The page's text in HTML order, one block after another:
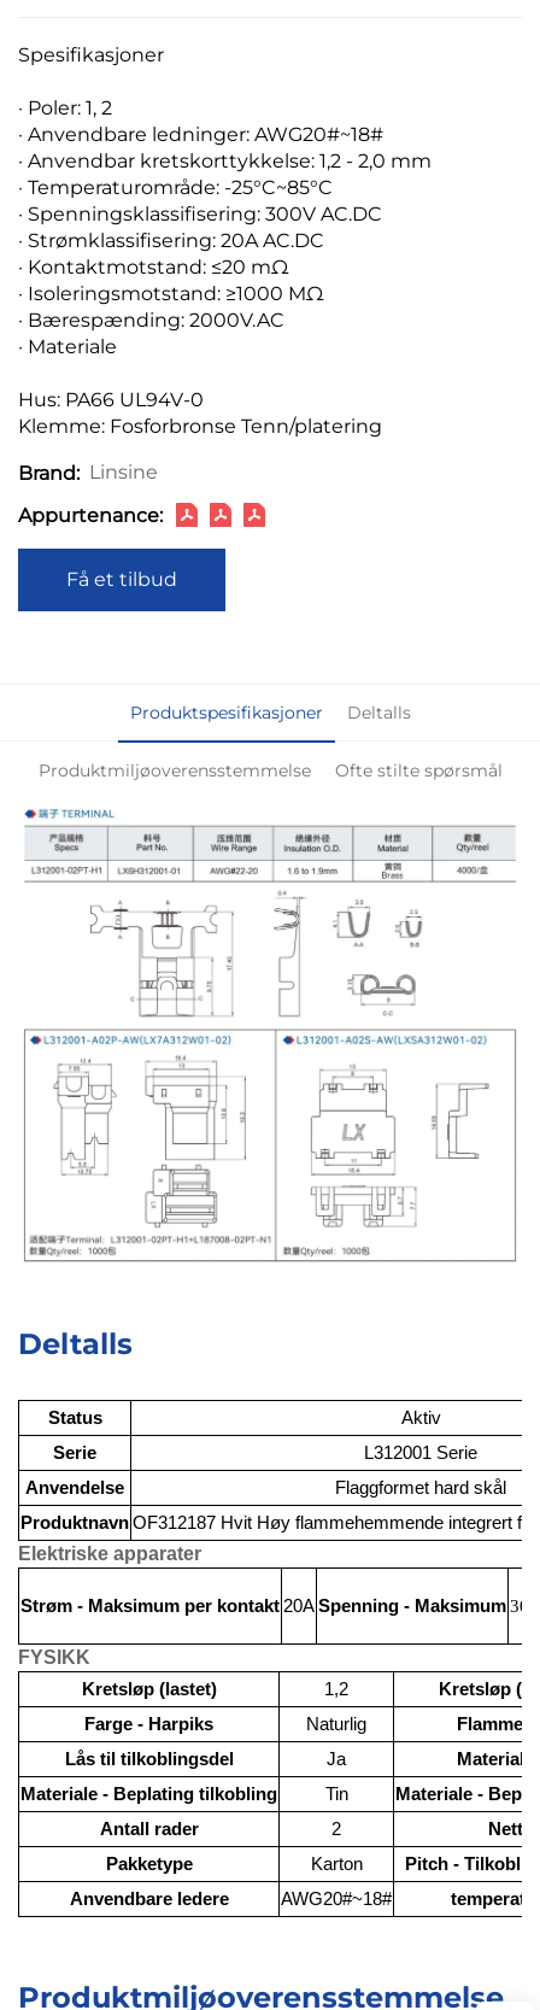
Spesifikasjoner
· Poler: 1, 2
· Anvendbare ledninger: AWG20#~18#
· Anvendbar kretskorttykkelse: 1,2 - 2,0 mm
· Temperaturområde: -25°C~85°C
· Spenningsklassifisering: 300V AC.DC
· Strømklassifisering: 20A AC.DC
· Kontaktmotstand: ≤20 mΩ
· Isoleringsmotstand: ≥1000 MΩ
· Bærespænding: 2000V.AC
· Materiale
Hus: PA66 UL94V-0
Klemme: Fosforbronse Tenn/platering
Brand: Linsine
Appurtenance:
Få et tilbud
Produktspesifikasjoner Deltalls
Produktmiljøoverensstemmelse Ofte stilte spørsmål
Flere produkter
Deltalls
Status
Aktiv
Serie
L312001 Serie
Anvendelse
Flaggformet hard skål
ProduktnavnOF312187 Hvit Høy flammehemmende integrert
Elektriske apparater
Strøm - Maksimum per kontakt20ASpenning - Maksimum
FYSIKK
Kretsløp (lastet) 1,2
Kretsløp
Farge - Harpiks
Naturlig
Lås til tilkoblingsdel
Ja
Materiale
Materiale - Beplating tilkobling
Tin
Materiale -
Antall rader
2
Pakketype
Karton
Pitch -
Anvendbare ledere
AWG20#~18#
Produktmiljøoverensstemmelse